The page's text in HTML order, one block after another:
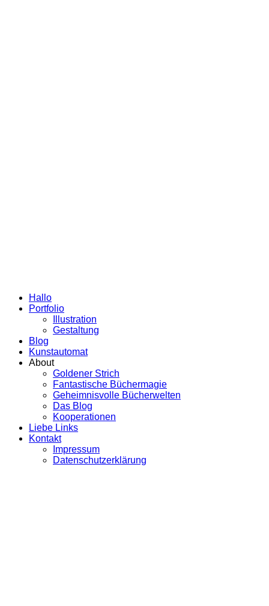
Hallo
Portfolio
Illustration
Gestaltung
Blog
Kunstautomat
About
Goldener Strich
Fantastische Büchermagie
Geheimnisvolle Bücherwelten
Das Blog
Kooperationen
Liebe Links
Kontakt
Impressum
Datenschutzerklärung